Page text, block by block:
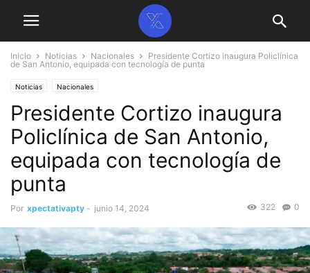
Inicio Noticias Nacionales
Presidente Cortizo inaugura Policlínica
de San Antonio, equipada con tecnología de punta
Noticias Nacionales
Presidente Cortizo inaugura
Policlínica de San Antonio,
equipada con tecnología de
punta
Por xpectativapty - junio 14, 2024 0
322